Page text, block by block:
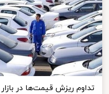
تداوم ریزش قیمت‌ها در